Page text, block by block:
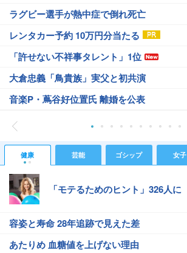
ラグビー選手が熱中症で倒れ死亡
レンタカー予約 10万円分当たる
「許せない不祥事タレント」1位
大倉忠義「鳥貴族」実父と初共演
音楽P・蔦谷好位置氏 離婚を公表
健康 芸能 ゴシップ 女子
「モテるためのヒント」326人に
容姿と寿命 28年追跡で見えた差
あたりめ 血糖値を上げない理由